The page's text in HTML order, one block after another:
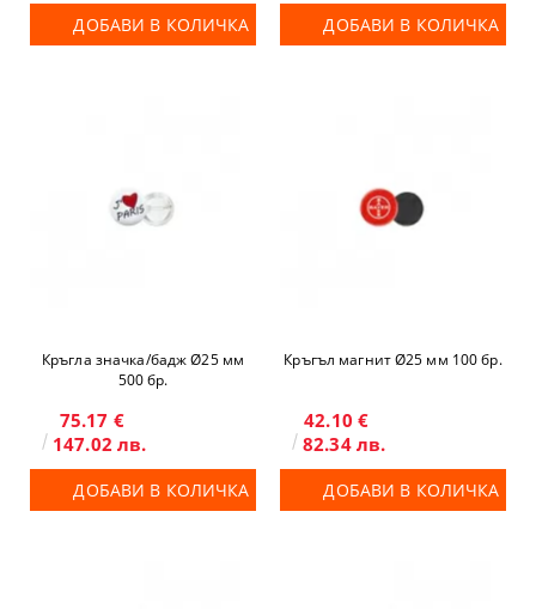
ДОБАВИ В КОЛИЧКА ДОБАВИ В КОЛИЧКА
Кръгла значка/бадж Ø25 мм
500 бр.
75.17 €
147.02 лв.
ДОБАВИ В КОЛИЧКА
Кръгъл магнит Ø25 мм 100 бр.
42.10 €
82.34 лв.
ДОБАВИ В КОЛИЧКА